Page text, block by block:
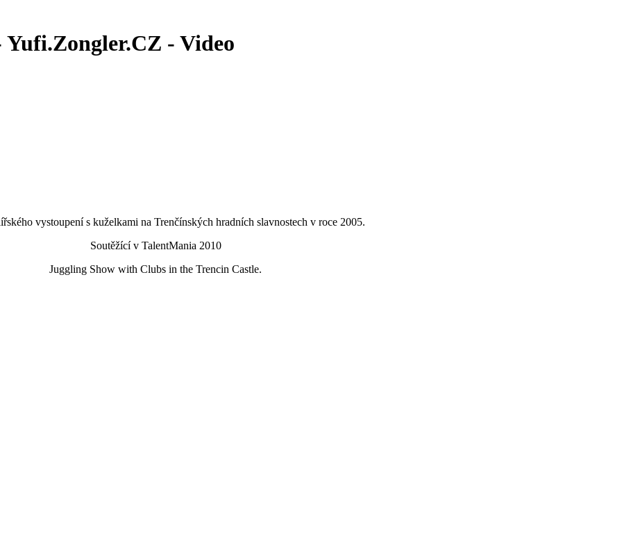
- Video
vystoupení s kuželkami na Trenčínských hradních slavnostech v roce 2005.
Soutěžící v TalentMania 2010
Juggling Show with Clubs in the Trencin Castle.